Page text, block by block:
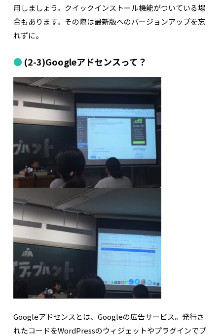
用しましょう。クイックインストール機能がついている場
合もあります。その際は最新版へのバージョンアップを忘
れずに。
(2-3)Googleアドセンスって？
Googleアドセンスとは、Googleの広告サービス。発行さ
れたコードをWordPressのウィジェットやプラグインでブ